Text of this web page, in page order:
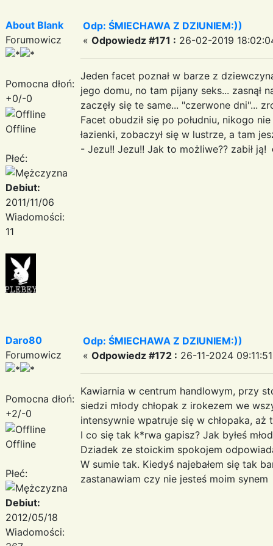
About Blank
Forumowicz
Pomocna dłoń:
+0/-0
Offline
Płeć:
Debiut:
2011/11/06
Wiadomości:
11
Odp: ŚMIECHAWA Z DZIUNIEM:))
« Odpowiedz #171 : 26-02-2019
Jeden facet poznał w barze z
jego domu, no tam pijany seks... zasnął
zaczęły się te same... "czerwone dni"...
Facet obudził się po południu, nikogo
łazienki, zobaczył się w lustrze, a tam
- Jezu!! Jezu!! Jak to możliwe?? zabił ją!
Daro80
Forumowicz
Pomocna dłoń:
+2/-0
Offline
Płeć:
Debiut:
2012/05/18
Wiadomości:
Odp: ŚMIECHAWA Z DZIUNIEM:))
« Odpowiedz #172 : 26-11-2024
Kawiarnia w centrum handlowym, przy
siedzi młody chłopak z irokezem we
intensywnie wpatruje się w chłopaka,
I co się tak k*rwa gapisz? Jak byłeś
Dziadek ze stoickim spokojem
W sumie tak. Kiedyś najebałem się tak
zastanawiam czy nie jesteś moim synem